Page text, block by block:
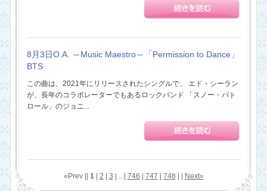
8月3日O.A. ～Music Maestro～「Permission to Dance」
BTS
この曲は、2021年にリリースされたシングルで、 エド・シーラン
が、長年のコラボレーターでもあるロックバンド 「スノー・パト
ロール」のジョニ...
«Prev || 1| 2 3 | ...| 746 747 748 Next»